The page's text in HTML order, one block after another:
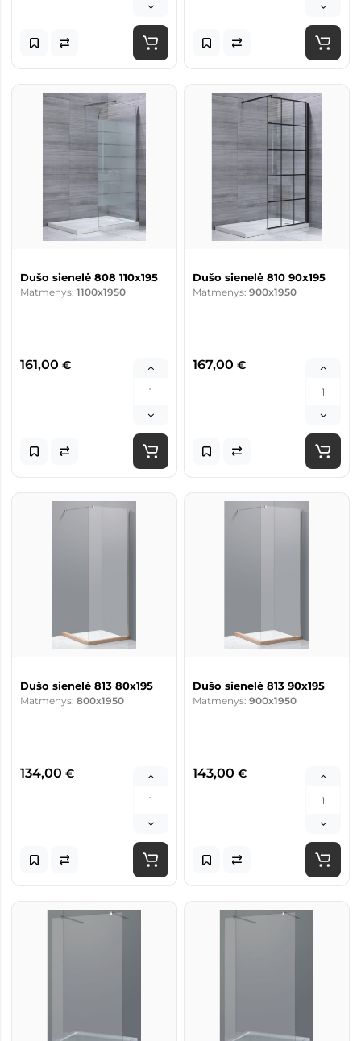
Dušo sienelė 808 110x195
Matmenys: 1100x1950
161,00 €
Dušo sienelė 810 90x195
Matmenys: 900x1950
167,00 €
Dušo sienelė 813 80x195
Matmenys: 800x1950
134,00 €
Dušo sienelė 813 90x195
Matmenys: 900x1950
143,00 €